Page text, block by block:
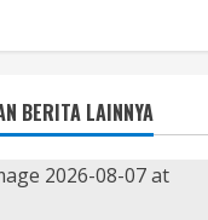
BERITA LAINNYA